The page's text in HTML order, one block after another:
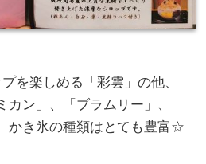
を楽しめる「彩雲」の他、
カン」、「ブラムリー」、
かき氷の種類はとても豊富☆